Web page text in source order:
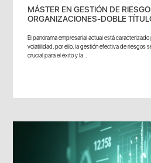
MÁSTER EN GESTIÓN DE
ORGANIZACIONES-DOBLE
El panorama empresarial actual está
volatilidad, por ello, la gestión efectiva de riesgos
crucial para el éxito y la...